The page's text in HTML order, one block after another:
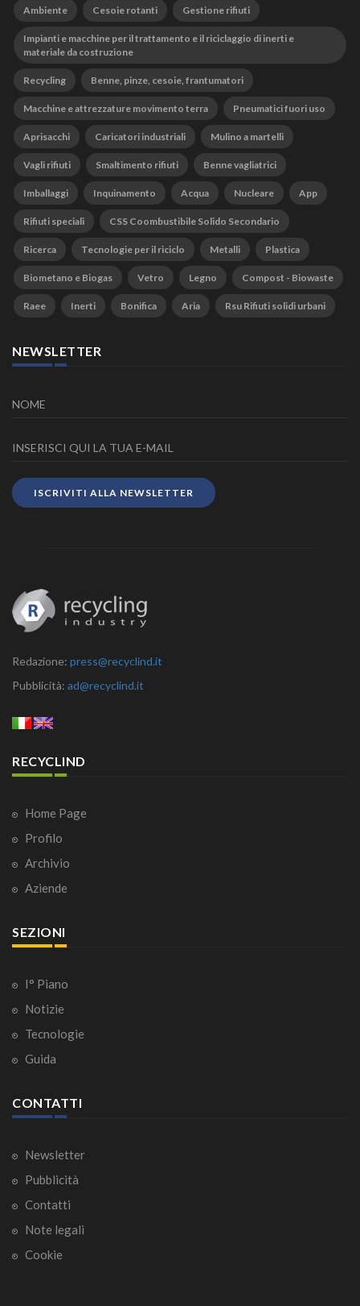
Ambiente Cesoie rotanti Gestione rifiuti
Impianti e macchine per il trattamento e il riciclaggio di inerti e
materiale da costruzione
Recycling Benne, pinze, cesoie, frantumatori
Macchine e attrezzature movimento terra Pneumatici fuori uso
Aprisacchi Caricatori industriali Mulino a martelli
Vagli rifiuti Smaltimento rifiuti Benne vagliatrici
Imballaggi Inquinamento Acqua Nucleare App
Rifiuti speciali CSS Coombustibile Solido Secondario
Ricerca Tecnologie per il riciclo Metalli Plastica
Biometano e Biogas Vetro Legno Compost - Biowaste
Raee Inerti Bonifica Aria Rsu Rifiuti solidi urbani
NEWSLETTER
ISCRIVITI ALLA NEWSLETTER
Redazione: press@recyclind.it
Pubblicità: ad@recyclind.it
RECYCLIND
Home Page
Profilo
Archivio
Aziende
SEZIONI
I° Piano
Notizie
Tecnologie
Guida
CONTATTI
Newsletter
Pubblicità
Contatti
Note legali
Cookie